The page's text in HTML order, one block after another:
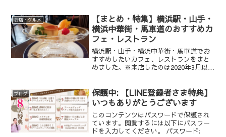
お店・グルメ
【まとめ・特集】横浜駅・山手・
横浜中華街・馬車道のおすすめカ
フェ・レストラン
横浜駅・山手・横浜中華街・馬車道でお
すすめしたいカフェ、レストランをまと
めました。※来店したのは2020年3月以前
ブログ
保護中: 【LINE登録者さま特典】
いつもありがとうございます
このコンテンツはパスワードで保護され
ています。閲覧するには以下にパスワー
ドを入力してください。 パスワード: